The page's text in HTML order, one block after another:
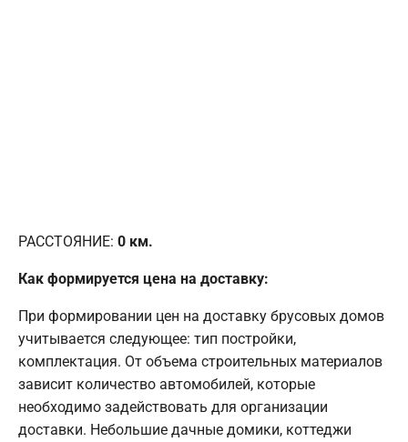
РАССТОЯНИЕ: 0 км.
Как формируется цена на доставку:
При формировании цен на доставку брусовых домов
учитывается следующее: тип постройки,
комплектация. От объема строительных материалов
зависит количество автомобилей, которые
необходимо задействовать для организации
доставки. Небольшие дачные домики, коттеджи